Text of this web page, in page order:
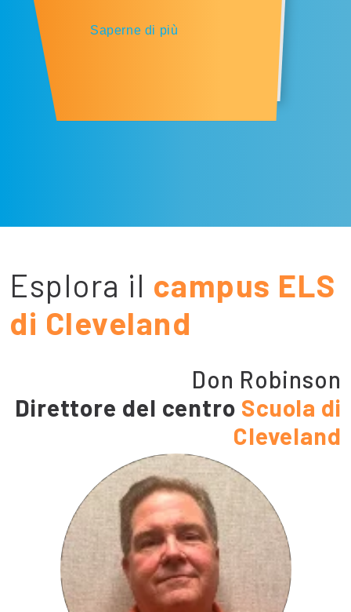
Saperne di più
Esplora il campus ELS
di Cleveland
Don Robinson
Direttore del centro Scuola di
Cleveland